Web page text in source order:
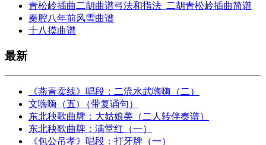
青松岭插曲二胡曲谱弓法和指法_二胡青松岭插曲简谱
秦腔八年前风雪曲谱
十八摸曲谱
最新
《燕青卖线》唱段：二流水武嗨嗨（二）
文嗨嗨（五) （带复诵句）
东北秧歌曲牌：大姑娘美（二人转伴奏谱）
东北秧歌曲牌：满堂红（一）
《包公吊孝》唱段：打牙牌（一）